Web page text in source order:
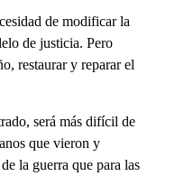
de modificar la
de justicia. Pero
restaurar y reparar el
será más difícil de
que vieron y
la guerra que para las